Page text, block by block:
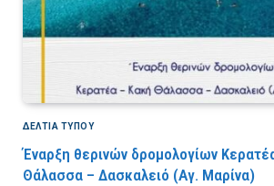
ΔΕΛΤΙΑ ΤΥΠΟΥ
Έναρξη θερινών δρομολογίων
Θάλασσα – Δασκαλειό (Αγ. Μαρίνα)